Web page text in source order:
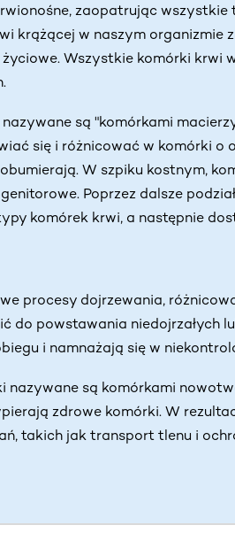
zaopatrując wszystkie
krążącej w naszym organizmie
Wszystkie komórki krwi
są "komórkami
się i różnicować w komórki o
W szpiku kostnym,
Poprzez dalsze
komórek krwi, a następnie
i czym są nowotwory krwi?
02:51
procesy dojrzewania,
do powstawania niedojrzałych
i namnażają się w
nazywane są komórkami
zdrowe komórki. W
takich jak transport tlenu i